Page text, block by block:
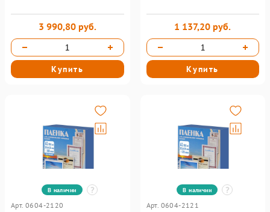
3 990,80 руб.
Купить
1 137,20 руб.
Купить
В наличии
Арт. 0604-2120
В наличии
Арт. 0604-2121